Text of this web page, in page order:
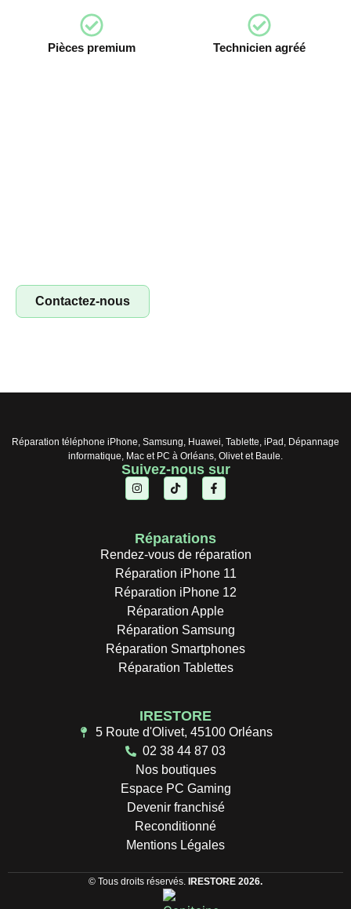
Pièces premium Technicien agréé
Contactez-nous
Réparation téléphone iPhone, Samsung, Huawei, Tablette, iPad, Dépannage
informatique, Mac et PC à Orléans, Olivet et Baule.
Suivez-nous sur
Réparations
Rendez-vous de réparation
Réparation iPhone 11
Réparation iPhone 12
Réparation Apple
Réparation Samsung
Réparation Smartphones
Réparation Tablettes
IRESTORE
5 Route d'Olivet, 45100 Orléans
02 38 44 87 03
Nos boutiques
Espace PC Gaming
Devenir franchisé
Reconditionné
Mentions Légales
© Tous droits réservés. IRESTORE 2026.